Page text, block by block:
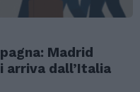
Madrid
dall’Italia